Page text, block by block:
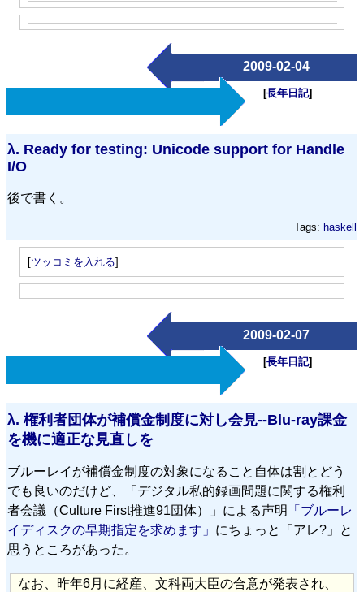
2009-02-04
[長年日記]
λ. Ready for testing: Unicode support for Handle
I/O
後で書く。
Tags: haskell
[ツッコミを入れる]
2009-02-07
[長年日記]
λ. 権利者団体が補償金制度に対し会見--Blu-ray課金
を機に適正な見直しを
ブルーレイが補償金制度の対象になること自体は割とどう
でも良いのだけど、「デジタル私的録画問題に関する権利
者会議（Culture First推進91団体）」による声明
「ブルーレ
イディスクの早期指定を求めます」 にちょっと「アレ?」と
思うところがあった。
なお、昨年6月に経産、文科両大臣の合意が発表され、